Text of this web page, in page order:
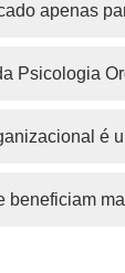
apenas
Psicologia
é
beneficiam